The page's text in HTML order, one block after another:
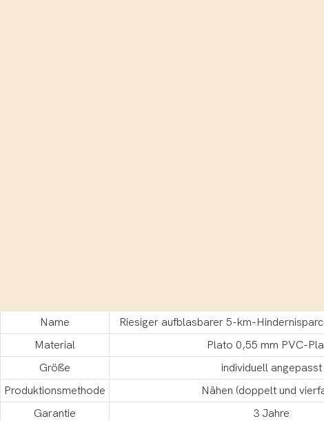
Name
Riesiger aufblasbarer 5-km-
Material
Plato 0,55 mm PVC-
Größe
individuell angepasst
Produktionsmethode
Nähen (doppelt und
Garantie
3 Jahre